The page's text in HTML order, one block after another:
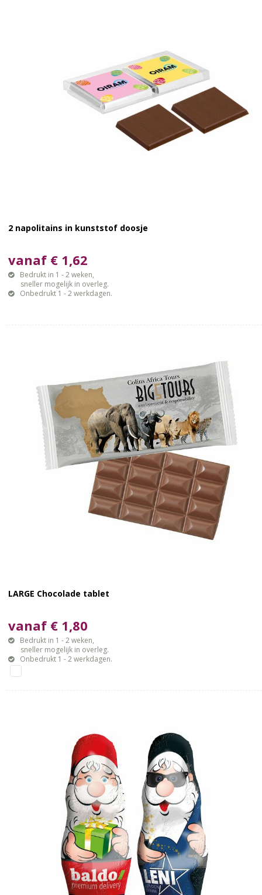
2 napolitains in kunststof doosje
vanaf € 1,62
Bedrukt in 1 - 2 weken,
sneller mogelijk in overleg.
Onbedrukt 1 - 2 werkdagen.
LARGE Chocolade tablet
vanaf € 1,80
Bedrukt in 1 - 2 weken,
sneller mogelijk in overleg.
Onbedrukt 1 - 2 werkdagen.